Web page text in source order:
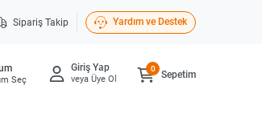
Sipariş Takip Yardım ve Destek
Seç
Giriş Yap
veya Üye Ol Sepetim
0